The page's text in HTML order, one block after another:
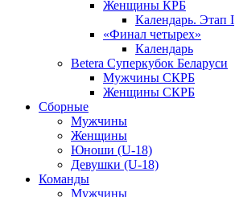
Женщины КРБ
Календарь. Этап I
«Финал четырех»
Календарь
Betera Суперкубок Беларуси
Мужчины СКРБ
Женщины СКРБ
Сборные
Мужчины
Женщины
Юноши (U-18)
Девушки (U-18)
Команды
Мужчины